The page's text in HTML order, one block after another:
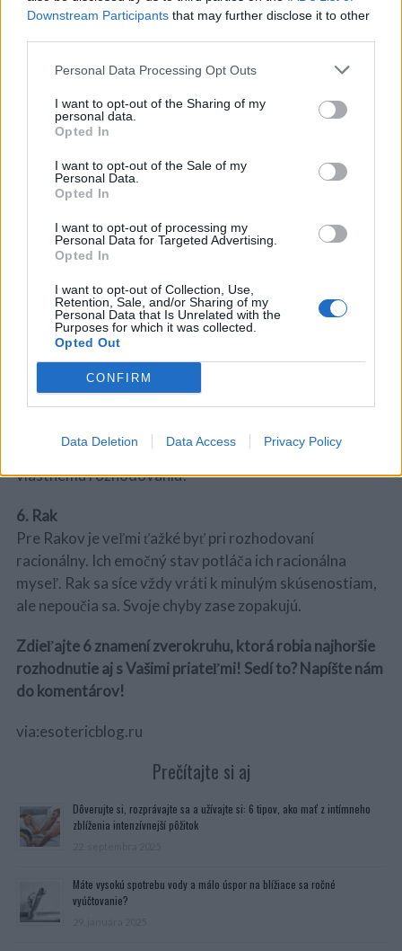
Downstream Participants that may further disclose it to other
Personal Data Processing Opt Outs
I want to opt-out of the Sharing of my
personal data.
Opted In
I want to opt-out of the Sale of my
Personal Data.
Opted In
I want to opt-out of processing my
Personal Data for Targeted Advertising.
Opted In
I want to opt-out of Collection, Use,
Retention, Sale, and/or Sharing of my
Personal Data that Is Unrelated with the
Purposes for which it was collected.
Opted Out
CONFIRM
Data Deletion Data Access Privacy Policy
Vám chybné rozhodnutia Barana. Baran si nedá čas na
to, aby zvážil,aké budú dôsledky rozhodnutia.Nemajú
náležitú ohľaduplnosť, jednoducho robia to, čo chcú, a
4. Blíženci
Vzhľadom k tomu, ako je známe, že Blíženca tvorí
dvojitá myseľ. Rozhodovanie je pre nich teda veľmi
premýšľať – je to nudné, takže majú sklony k tomu, že
robia unáhlené rozhodnutia, aby sa bleskom
nezaoberajú detailami, ktoré im môžu načrtnúť, či je ich
rozhodnutie rozumné.
5. Ryby
Existujú chvíle, keď sa Ryby jednoducho nechcú ničím
zaoberať, a to je to,čo ich zvádza k tomu, aby urobili
zlé rozhodnutie. Ryby často sledujú
spoločnosť, aby získali nejaké pomocné indície k
vlastnému rozhodovaniu!
6. Rak
Pre Rakov je veľmi ťažké byť pri rozhodovaní
racionálny. Ich emočný stav potláča ich racionálna
myseľ. Rak sa síce vždy vráti k minulým skúsenostiam,
ale nepoučia sa. Svoje chyby zase zopakujú.
Zdieľajte 6 znamení zverokruhu, ktorá robia najhoršie
rozhodnutie aj s Vašimi priateľmi! Sedí to? Napíšte nám
do komentárov!
via:esotericblog.ru
Prečítajte si aj
Dôverujte si, rozprávajte sa a užívajte si: 6 tipov, ako mať z intímneho
zblíženia intenzívnejší pôžitok
Máte vysokú spotrebu vody a málo úspor na blížiace sa ročné
vyúčtovanie?